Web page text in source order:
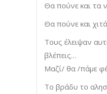
Θα πούνε και τα
Θα πούνε και
Τους έλειψαν
βλέπεις…
Μαζί/ θα /πάμε
Το βράδυ το